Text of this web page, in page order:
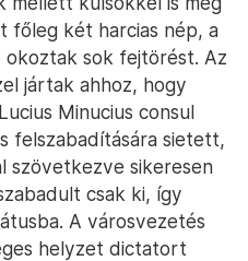
főleg két harcias nép, a
okoztak sok fejtörést. Az
jártak ahhoz, hogy
Minucius consul
felszabadítására sietett,
szövetkezve sikeresen
csak ki, így
A városvezetés
helyzet dictatort